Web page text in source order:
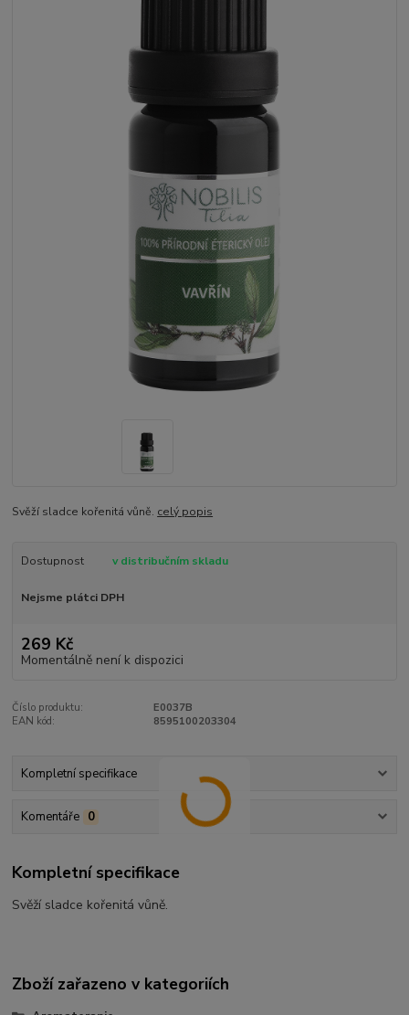
Svěží sladce kořenitá vůně. celý popis
Dostupnost v distribučním skladu
Nejsme plátci DPH
269 Kč
Momentálně není k dispozici
Číslo produktu:
E0037B
EAN kód:
8595100203304
Kompletní specifikace
Komentáře 0
Kompletní specifikace
Svěží sladce kořenitá vůně.
Zboží zařazeno v kategoriích